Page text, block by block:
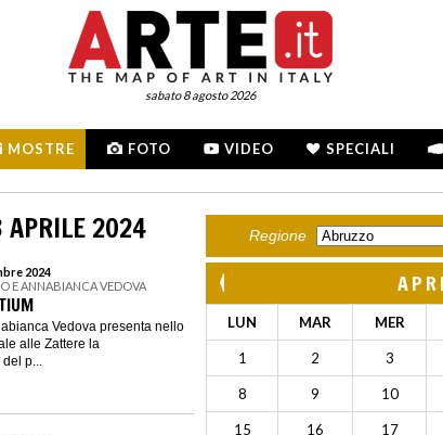
sabato 8 agosto 2026
MOSTRE FOTO VIDEO SPECIALI
APRILE 2024
2024
E ANNABIANCA VEDOVA
Vedova presenta nello
alle Zattere la
p...
Regione
LUN MAR MER
1 2 3
8 9 10
15 16 17